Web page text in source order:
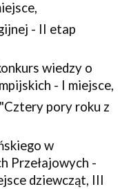
- II etap
wiedzy o
- I miejsce,
pory roku z
w
Przełajowych -
dziewcząt, III